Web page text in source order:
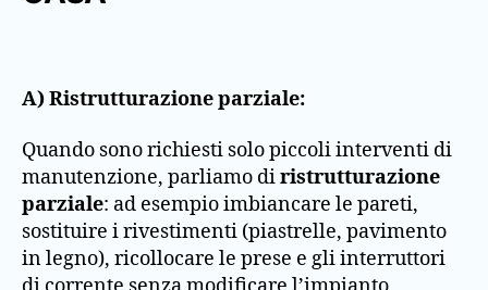
A) Ristrutturazione parziale:
Quando sono richiesti solo piccoli interventi di
manutenzione, parliamo diristrutturazione
parziale: ad esempio imbiancare le pareti,
sostituire i rivestimenti (piastrelle, pavimento
in legno), ricollocare le prese e gli interruttori